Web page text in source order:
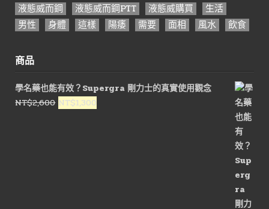
液態威而鋼
液態威而鋼PTT 液態威購買
生活
男性
身體 這樣 陽痿 需要 面相 風水 飲食
商品
學名藥也能有效？Supergra 剛力士的真實使用觀念
NT$2,600 原
NT$1,300